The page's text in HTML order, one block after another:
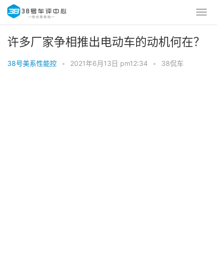
许多厂家争相推出电动车的动机何在？ ​
38号美系性能控 • 2021年6月13日 pm12:34 • 38侃车